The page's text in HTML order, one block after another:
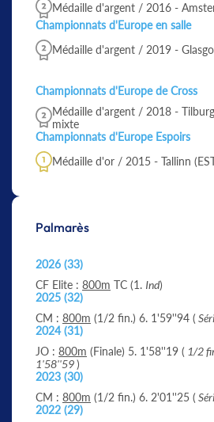
Médaille d'argent / 2016 -
Championnats d'Europe en salle
Médaille d'argent / 2019 -
Championnats d'Europe de Cross
Médaille d'argent / 2018 -
mixte
Championnats d'Europe Espoirs
Médaille d'or / 2015 - Tallinn
Palmarès
2026 (33)
CF Elite : 800m TC (1. Ind)
2025 (32)
CM : 800m (1/2 fin.) 6. 1'59''94 (
2024 (31)
JO : 800m (Finale) 5. 1'58''19 ( 1/2
1'58''59)
2023 (30)
CM : 800m (1/2 fin.) 6. 2'01''25 (
2022 (29)